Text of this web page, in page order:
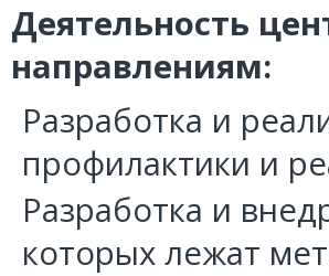
Деятельность
направлениям:
Разработка и
профилактики и
Разработка и
которых лежат